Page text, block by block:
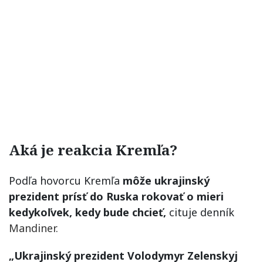
Aká je reakcia Kremľa?
Podľa hovorcu Kremľa môže ukrajinský
prezident prísť do Ruska rokovať o mieri
kedykoľvek, kedy bude chcieť, cituje denník
Mandiner.
„Ukrajinský prezident Volodymyr Zelenskyj